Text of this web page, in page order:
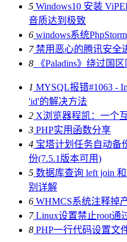
5 Windows10 安装
音质达到极致
6 windows系统
7禁用恶心的腾讯安全
8 《Paladins》绕过国
1 MYSQL报错#1063 -
'id'的解决方法
2 X浏览器程凯：一个
3 PHP实用函数分享
4 宝塔计划任务自动备
份(7.5.1版本可用)
5 数据库查询 left join
别详解
6 WHMCS系统注释掉
7Linux设置禁止root通
8 PHP一行代码设置文